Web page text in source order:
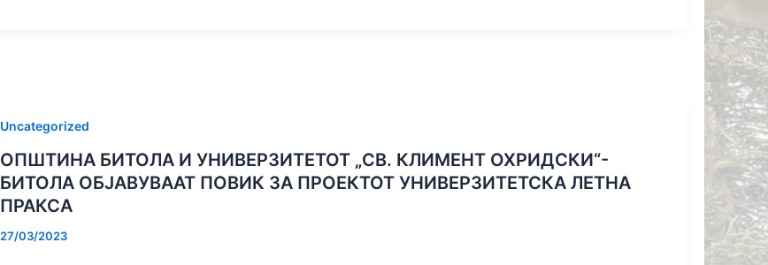
Uncategorized
ОПШТИНА БИТОЛА И УНИВЕРЗИТЕТОТ „СВ. КЛИМЕНТ ОХРИДСКИ“-
БИТОЛA ОБЈАВУВААТ ПОВИК ЗА ПРОЕКТОТ УНИВЕРЗИТЕТСКА ЛЕТНА
ПРАКСА
27/03/2023